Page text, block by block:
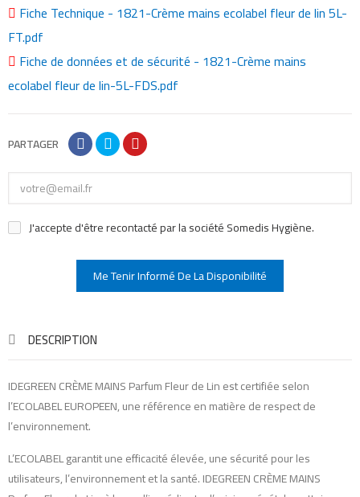
Fiche Technique - 1821-Crème mains ecolabel fleur de lin 5L-
FT.pdf
Fiche de données et de sécurité - 1821-Crème mains
ecolabel fleur de lin-5L-FDS.pdf
PARTAGER
J'accepte d'être recontacté par la société Somedis Hygiène.
Me Tenir Informé De La Disponibilité
DESCRIPTION
IDEGREEN CRÈME MAINS Parfum Fleur de Lin est certifiée selon
l’ECOLABEL EUROPEEN, une référence en matière de respect de
l’environnement.
L’ECOLABEL garantit une efficacité élevée, une sécurité pour les
utilisateurs, l’environnement et la santé. IDEGREEN CRÈME MAINS